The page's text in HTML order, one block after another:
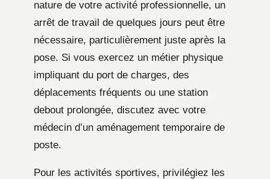
nature de votre activité professionnelle, un
arrêt de travail de quelques jours peut être
nécessaire, particulièrement juste après la
pose. Si vous exercez un métier physique
impliquant du port de charges, des
déplacements fréquents ou une station
debout prolongée, discutez avec votre
médecin d’un aménagement temporaire de
poste.
Pour les activités sportives, privilégiez les